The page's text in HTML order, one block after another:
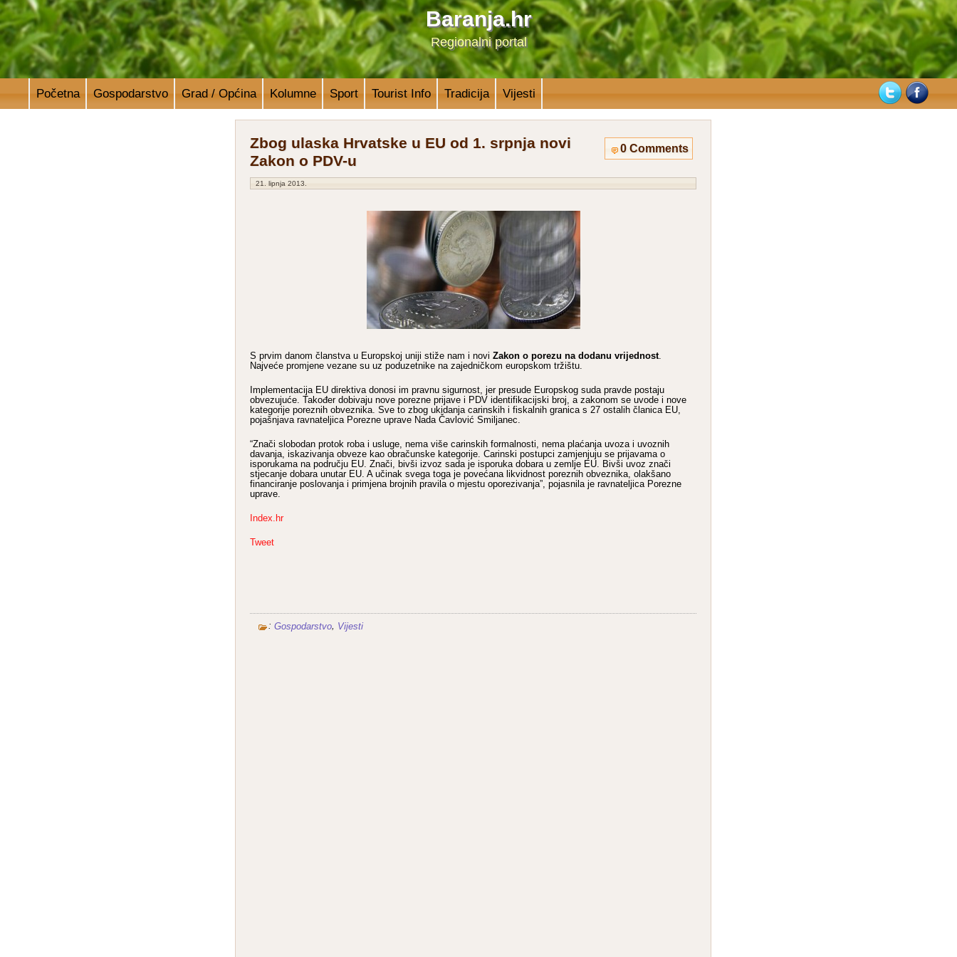
Baranja.hr
Regionalni portal
Početna Gospodarstvo Grad / Općina Kolumne Sport Tourist Info Tradicija Vijesti
0 Comments
Zbog ulaska Hrvatske u EU od 1. srpnja novi
Zakon o PDV-u
21. lipnja 2013.
S prvim danom članstva u Europskoj uniji stiže nam i novi Zakon o porezu na dodanu vrijednost
Najveće promjene vezane su uz poduzetnike na zajedničkom europskom tržištu.
Implementacija EU direktiva donosi im pravnu sigurnost, jer presude Europskog suda pravde postaju
obvezujuće. Također dobivaju nove porezne prijave i PDV identifikacijski broj, a zakonom se uvode i nove
kategorije poreznih obveznika. Sve to zbog ukidanja carinskih i fiskalnih granica s 27 ostalih članica EU,
pojašnjava ravnateljica Porezne uprave Nada Čavlović Smiljanec.
“Znači slobodan protok roba i usluge, nema više carinskih formalnosti, nema plaćanja uvoza i uvoznih
davanja, iskazivanja obveze kao obračunske kategorije. Carinski postupci zamjenjuju se prijavama o
isporukama na području EU. Znači, bivši izvoz sada je isporuka dobara u zemlje EU. Bivši uvoz znači
stjecanje dobara unutar EU. A učinak svega toga je povećana likvidnost poreznih obveznika, olakšano
financiranje poslovanja i primjena brojnih pravila o mjestu oporezivanja”, pojasnila je ravnateljica Porezne
uprave.
Index.hr
Tweet
: Gospodarstvo Vijesti